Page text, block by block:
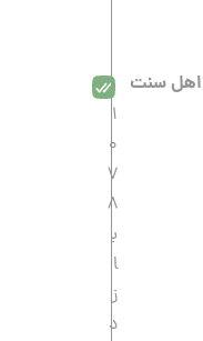
اهل سنت
1
0
7
8
ب
ا
ز
د